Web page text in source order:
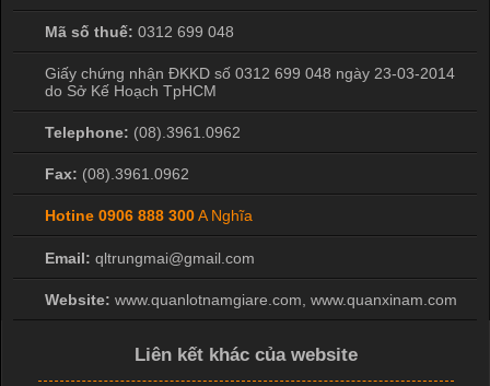
Mã số thuế: 0312 699 048
Giấy chứng nhận ĐKKD số 0312 699 048 ngày 23-03-2014
do Sở Kế Hoạch TpHCM
Telephone: (08).3961.0962
Fax: (08).3961.0962
Hotine 0906 888 300A Nghĩa
Email: qltrungmai@gmail.com
Website: www.quanlotnamgiare.com, www.quanxinam.com
Liên kết khác của website